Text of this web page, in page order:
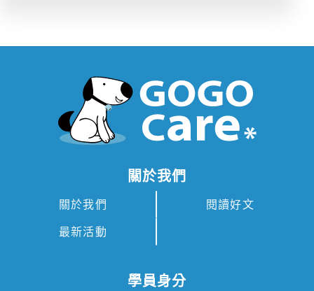
關於我們
關於我們 閱讀好文
最新活動
學員身分